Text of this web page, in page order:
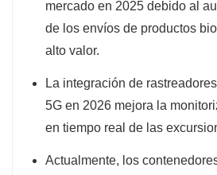
mercado en 2025 debido al
de los envíos de productos
alto valor.
La integración de
5G en 2026 mejora la
en tiempo real de las
Actualmente, los